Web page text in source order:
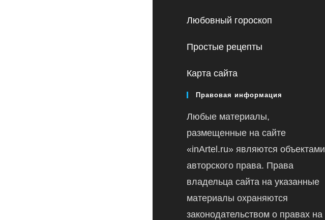
Любовный гороскоп
Простые рецепты
Карта сайта
Правовая информация
Любые материалы,
размещенные на сайте
«inArtel.ru» являются объектами
авторского права. Права
владельца сайта на указанные
материалы охраняются
законодательством о правах на